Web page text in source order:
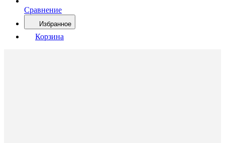
Сравнение
Избранное
Корзина